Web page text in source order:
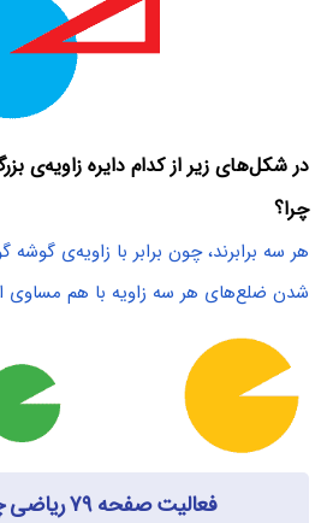
در شکل‌های زیر از کدام دایره زاویه‌‌ی
چرا؟
هر سه برابرند، چون برابر با زاویه‌ی گوشه
شدن ضلع‌های هر سه زاویه با هم
فعالیت صفحه ۷۹ ریاضی چهارم با جواب